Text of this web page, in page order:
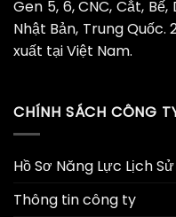
Gen 5, 6, CNC, Cắt,
Nhật Bản, Trung
xuất tại Việt Nam.
CHÍNH SÁCH CÔNG
Hồ Sơ Năng Lực Lịch
Thông tin công ty